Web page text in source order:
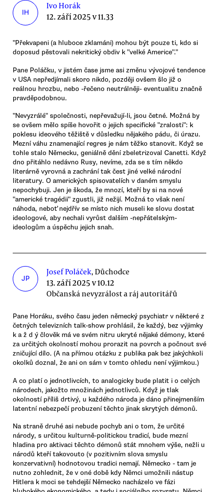
IH
Ivo Horák
12. září 2025 v 11.33
"Překvapeni (a hluboce zklamáni) mohou být pouze ti, kdo si
doposud pěstovali nekritický obdiv k "velké Americe"."
Pane Poláčku, v jistém čase jsme asi změnu vývojové tendence
v USA nepředjímali skoro nikdo, později ovšem šlo již o
reálnou hrozbu, nebo -řečeno neutrálněji- eventualitu značně
pravděpodobnou.
"Nevyzrálé" společnosti, nepřevažují-li, jsou četné. Možná by
se ovšem mělo spíše hovořit o jejich specifické "zralosti": k
poklesu ideového těžiště v důsledku nějakého pádu, či úrazu.
Mezní váhu znamenající regres je nám těžko stanovit. Když se
tohle stalo Německu, geniálně dění zbeletrizoval Canetti. Když
dno přitáhlo nedávno Rusy, nevíme, zda se s tím někdo
literárně vyrovná a zachrání tak čest jiné velké národní
literatury. O amerických spisovatelích v daném smyslu
nepochybuji. Jen je škoda, že mnozí, kteří by si na nové
"americké tragédii" zgustli, již nežijí. Možná to však není
náhoda, neboť nejdřív se místo nich museli ke slovu dostat
ideologové, aby nechali vyrůst dalším -nepřátelským-
ideologům a úspěchu jejich snah.
JP
Josef Poláček, Důchodce
13. září 2025 v 10.12
Občanská nevyzrálost a ráj autoritářů
Pane Horáku, svého času jeden německý psychiatr v některé z
četných televizních talk-show prohlásil, že každý, bez výjimky
k a ž d ý člověk má ve svém nitru ukryté nějaké démony, které
za určitých okolností mohou prorazit na povrch a počnout své
zničující dílo. (A na přímou otázku z publika pak bez jakýchkoli
okolků doznal, že ani on sám v tomto ohledu není výjimkou.)
A co platí o jednotlivcích, to analogicky bude platit i o celých
národech, jakožto množinách jednotlivců. Když je tlak
okolností příliš drtivý, u každého národa je dáno přinejmenším
latentní nebezpečí probuzení těchto jinak skrytých démonů.
Na straně druhé asi nebude pochyb ani o tom, že určité
národy, s určitou kulturně-politickou tradicí, bude mezní
hladina pro aktivaci těchto démonů stát mnohem výše, nežli u
národů kteří takovouto (v pozitivním slova smyslu
konzervativní) hodnotovou tradici nemají. Německo - tam je
nutno zohlednit, že v oné době kdy Němci umožnili nástup
Hitlera k moci se tehdejší Německo nacházelo ve fázi